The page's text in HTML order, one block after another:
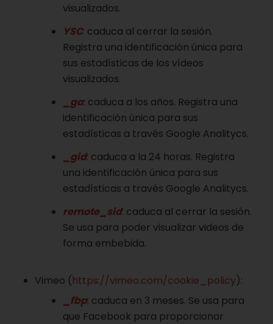
visualizados.
YSC: caduca al cerrar la sesión.
Registra una identificación única para
sus estadísticas de los vídeos
visualizados.
_ga: caduca a los años. Registra una
identificación única para sus
estadísticas a través Google Analitycs.
_gid: caduca a la 24 horas. Registra
una identificación única para sus
estadísticas a través Google Analitycs.
remote_sid: caduca al cerrar la sesión.
Se usa para poder visualizar videos de
forma embebida.
Vimeo (https://vimeo.com/cookie_policy):
_fbp: caduca en 3 meses. Se usa para
que Facebook para proporcionar